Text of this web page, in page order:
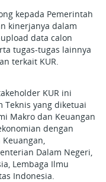
kepada Pemerintah
kinerjanya dalam
data calon
tugas-tugas lainnya
terkait KUR.
KUR ini
Teknis yang diketuai
Makro dan Keuangan
dengan
Dalam Negeri,
Lembaga Ilmu
Indonesia.